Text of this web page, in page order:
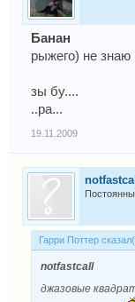
Банан
рыжего) не знаю
зы бу....
..ра...
19.11.2009
notfastcall
Гарри Поттер
notfastcall
джазовые